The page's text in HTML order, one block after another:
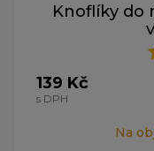
Knoflíky do
139 Kč
s DPH
Na